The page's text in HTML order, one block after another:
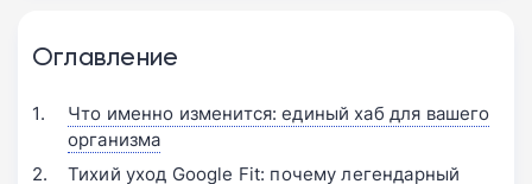
Оглавление
Что именно изменится: единый хаб для вашего
организма
Тихий уход Google Fit: почему легендарный